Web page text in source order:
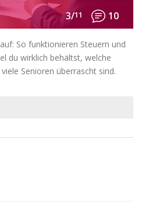
3/11 10
So funktionieren Steuern und
du wirklich behältst, welche
Senioren überrascht sind.